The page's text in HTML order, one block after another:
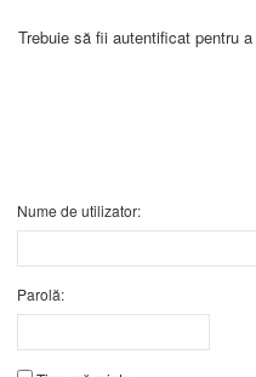
Trebuie să fii autentificat pentru
Nume de utilizator:
Parolă: